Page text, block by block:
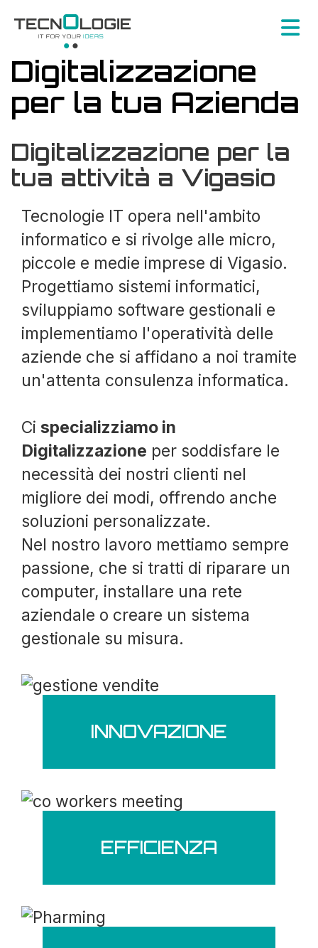
Digitalizzazione
per la tua Azienda
Digitalizzazione per la
tua attività a Vigasio
Tecnologie IT opera nell'ambito
informatico e si rivolge alle micro,
piccole e medie imprese di Vigasio.
Progettiamo sistemi informatici,
sviluppiamo software gestionali e
implementiamo l'operatività delle
aziende che si affidano a noi tramite
un'attenta consulenza informatica.
Ci specializziamo in
Digitalizzazione per soddisfare le
necessità dei nostri clienti nel
migliore dei modi, offrendo anche
soluzioni personalizzate.
Nel nostro lavoro mettiamo sempre
passione, che si tratti di riparare un
computer, installare una rete
aziendale o creare un sistema
gestionale su misura.
INNOVAZIONE
EFFICIENZA